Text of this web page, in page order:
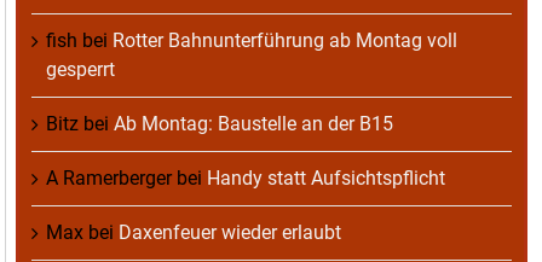
fish bei Rotter Bahnunterführung ab Montag voll
gesperrt
Bitz bei Ab Montag: Baustelle an der B15
A Ramerbergerbei Handy statt Aufsichtspflicht
Max bei Daxenfeuer wieder erlaubt